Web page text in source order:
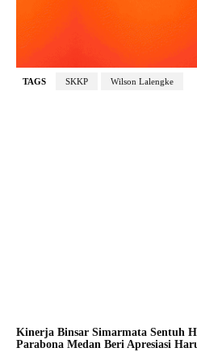
TAGS SKKP Wilson Lalengke
Kinerja Binsar Simarmata Sentuh
Parabona Medan Beri Apresiasi